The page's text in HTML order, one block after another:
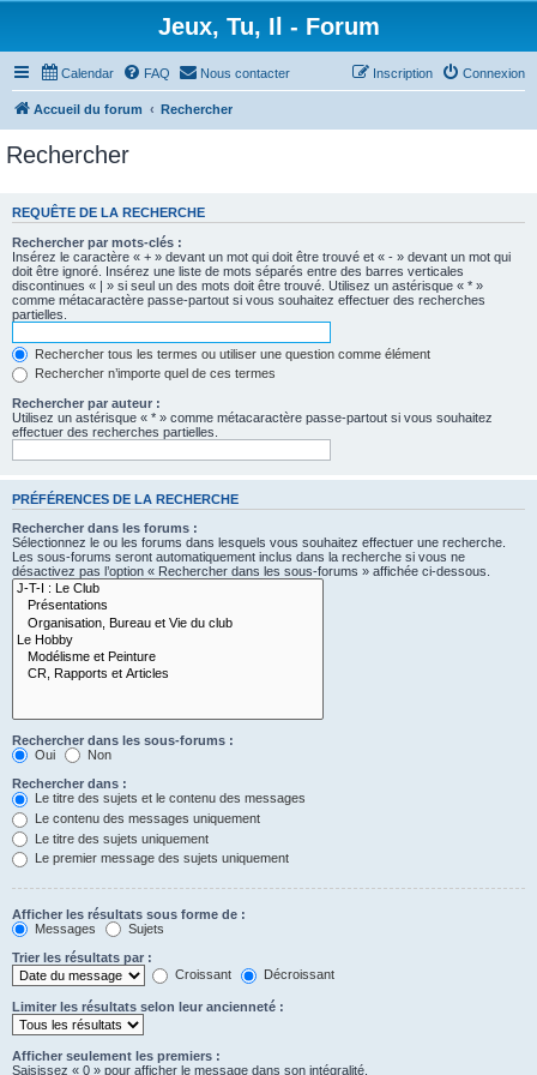
Jeux, Tu, Il - Forum
Calendar FAQ Nous contacter Connexion
Inscription
Accueil du forum Rechercher
Rechercher
REQUÊTE DE LA RECHERCHE
Rechercher par mots-clés :
Insérez le caractère « + » devant un mot qui doit être trouvé et « - » devant un mot qui
doit être ignoré. Insérez une liste de mots séparés entre des barres verticales
discontinues « | » si seul un des mots doit être trouvé. Utilisez un astérisque « * »
comme métacaractère passe-partout si vous souhaitez effectuer des recherches
partielles.
Rechercher tous les termes ou utiliser une question comme élément
Rechercher n’importe quel de ces termes
Rechercher par auteur :
Utilisez un astérisque « * » comme métacaractère passe-partout si vous souhaitez
effectuer des recherches partielles.
PRÉFÉRENCES DE LA RECHERCHE
Rechercher dans les forums :
Sélectionnez le ou les forums dans lesquels vous souhaitez effectuer une recherche.
Les sous-forums seront automatiquement inclus dans la recherche si vous ne
désactivez pas l’option « Rechercher dans les sous-forums » affichée ci-dessous.
Rechercher dans les sous-forums :
Oui
Non
Rechercher dans :
Le titre des sujets et le contenu des messages
Le contenu des messages uniquement
Le titre des sujets uniquement
Le premier message des sujets uniquement
Afficher les résultats sous forme de :
Messages
Sujets
Trier les résultats par :
Croissant
Décroissant
Limiter les résultats selon leur ancienneté :
Afficher seulement les premiers :
Saisissez « 0 » pour afficher le message dans son intégralité.